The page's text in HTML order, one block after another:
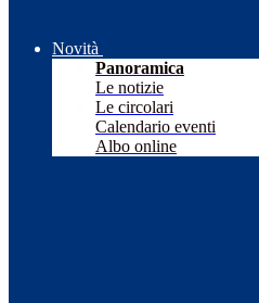
Novità
Panoramica
Le notizie
Le circolari
Calendario eventi
Albo online